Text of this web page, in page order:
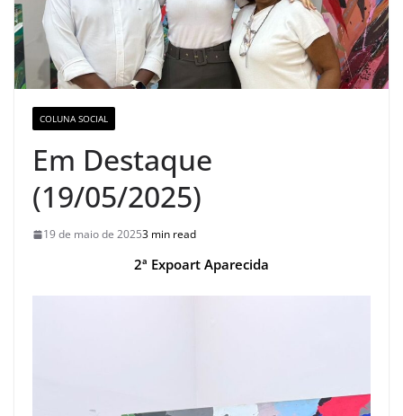
COLUNA SOCIAL
Em Destaque
(19/05/2025)
19 de maio de 20253 min read
2ª Expoart Aparecida